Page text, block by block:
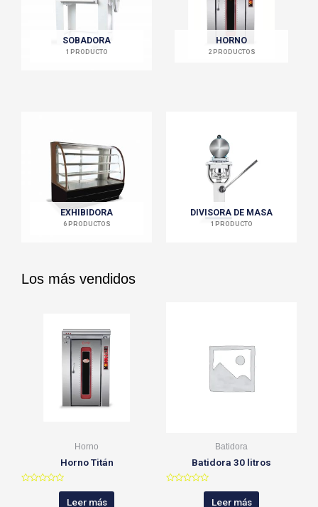
SOBADORA
1 PRODUCTO
HORNO
2 PRODUCTOS
EXHIBIDORA
6 PRODUCTOS
DIVISORA DE MASA
1 PRODUCTO
Los más vendidos
Horno
Horno Titán
Leer más
Batidora
Batidora 30 litros
Leer más